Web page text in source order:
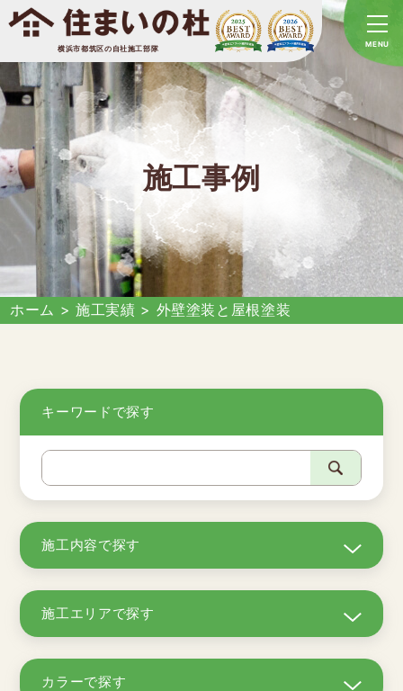
横浜市都筑区の自社施工部隊
施工事例
ホーム >施工実績 > 外壁塗装と屋根塗装
キーワードで探す
施工内容で探す
施工エリアで探す
カラーで探す